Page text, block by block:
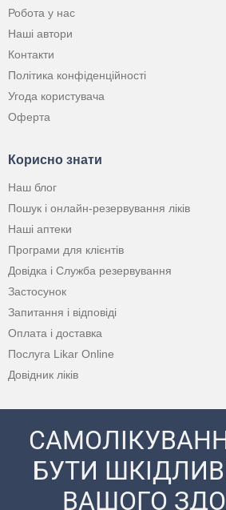
Робота у нас
Наші автори
Контакти
Політика конфіденційності
Угода користувача
Оферта
Корисно знати
Наш блог
Пошук і онлайн-резервування ліків
Наші аптеки
Програми для клієнтів
Довідка і Служба резервування
Застосунок
Запитання і відповіді
Оплата і доставка
Послуга Likar Online
Довідник ліків
БУТИ
ВАШОГО